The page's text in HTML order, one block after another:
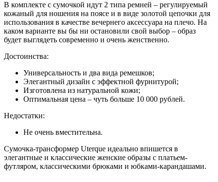
В комплекте с сумочкой идут 2 типа ремней – регулируемый
кожаный для ношения на поясе и в виде золотой цепочки для
использования в качестве вечернего аксессуара на плечо. На
каком варианте вы бы ни остановили свой выбор – образ
будет выглядеть современно и очень женственно.
Достоинства:
Универсальность и два вида ремешков;
Элегантный дизайн с эффектной фурнитурой;
Изготовлена из натуральной кожи;
Оптимальная цена – чуть больше 10 000 рублей.
Недостатки:
Не очень вместительна.
Сумочка-трансформер Uterque идеально впишется в
элегантные и классические женские образы с платьем-
футляром, классическими брюками и юбками-карандашами.